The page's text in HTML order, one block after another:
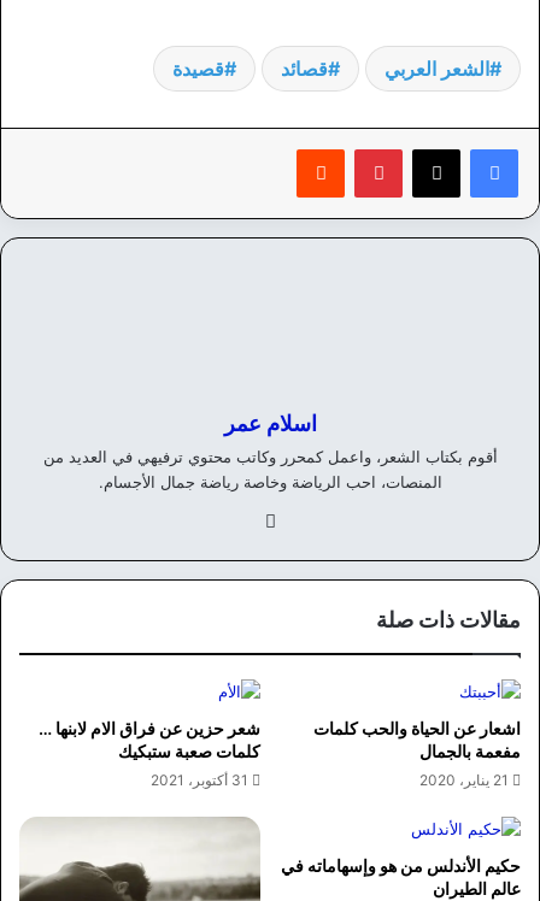
الشعر العربي قصائد قصيدة
بينتيريست
اسلام عمر
أقوم بكتاب الشعر، واعمل كمحرر وكاتب محتوي ترفيهي في العديد من
المنصات، احب الرياضة وخاصة رياضة جمال الأجسام.
وك
مقالات ذات صلة
اشعار عن الحياة والحب كلمات
مفعمة بالجمال
21 يناير، 2020
شعر حزين عن فراق الام لابنها …
كلمات صعبة ستبكيك
31 أكتوبر، 2021
حكيم الأندلس من هو وإسهاماته في
عالم الطيران